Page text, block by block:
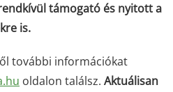
támogató és nyitott a
is.
további információkat
oldalon találsz. Aktuálisan